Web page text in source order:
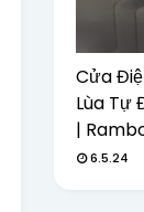
Cửa
Lùa Tự
|
6.5.24